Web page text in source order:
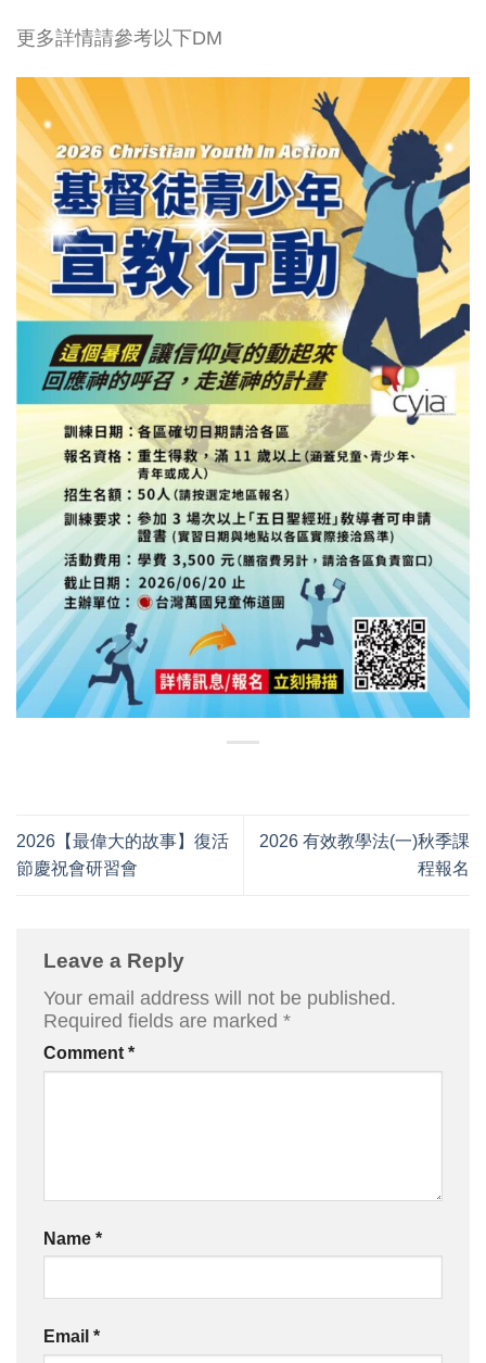
更多詳情請參考以下DM
2026【最偉大的故事】復活
節慶祝會研習會
2026 有效教學法(一)秋季課
程報名
Leave a Reply
Your email address will not be published.
Required fields are marked *
Comment *
Name *
Email *